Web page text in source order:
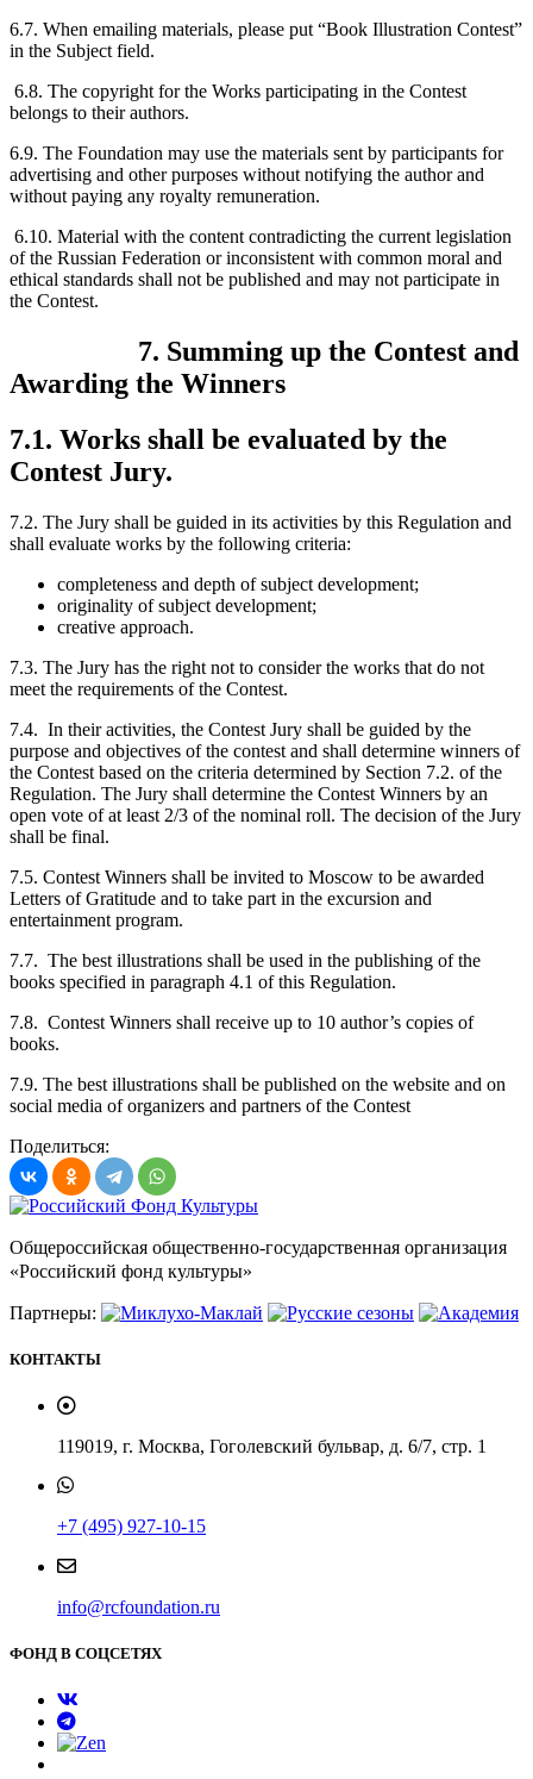
6.7. When emailing materials, please put “Book Illustration Contest”
in the Subject field.
6.8. The copyright for the Works participating in the Contest
belongs to their authors.
6.9. The Foundation may use the materials sent by participants for
advertising and other purposes without notifying the author and
without paying any royalty remuneration.
6.10. Material with the content contradicting the current legislation
of the Russian Federation or inconsistent with common moral and
ethical standards shall not be published and may not participate in
the Contest.
7. Summing up the Contest and
Awarding the Winners
7.1. Works shall be evaluated by the
Contest Jury.
7.2. The Jury shall be guided in its activities by this Regulation and
shall evaluate works by the following criteria:
completeness and depth of subject development;
originality of subject development;
creative approach.
7.3. The Jury has the right not to consider the works that do not
meet the requirements of the Contest.
7.4. In their activities, the Contest Jury shall be guided by the
purpose and objectives of the contest and shall determine winners of
the Contest based on the criteria determined by Section 7.2. of the
Regulation. The Jury shall determine the Contest Winners by an
open vote of at least 2/3 of the nominal roll. The decision of the Jury
shall be final.
7.5. Contest Winners shall be invited to Moscow to be awarded
Letters of Gratitude and to take part in the excursion and
entertainment program.
7.7. The best illustrations shall be used in the publishing of the
books specified in paragraph 4.1 of this Regulation.
7.8. Contest Winners shall receive up to 10 author’s copies of
books.
7.9. The best illustrations shall be published on the website and on
social media of organizers and partners of the Contest
Поделиться:
Общероссийская общественно-государственная организация
«Российский фонд культуры»
Партнеры:
КОНТАКТЫ
119019, г. Москва, Гоголевский бульвар, д. 6/7, стр. 1
+7 (495) 927-10-15
info@rcfoundation.ru
ФОНД В СОЦСЕТЯХ